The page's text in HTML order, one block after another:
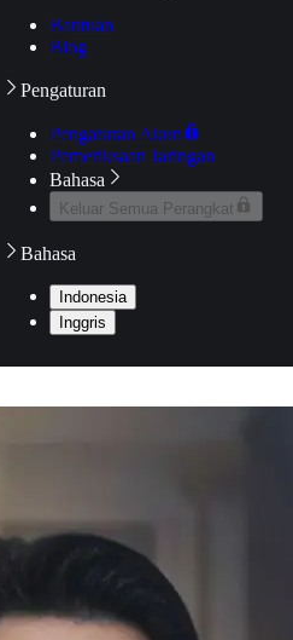
Bantuan
Blog
Pengaturan
Pengaturan Akun
Pemeriksaan Jaringan
Bahasa
Keluar Semua Perangkat
Bahasa
Indonesia
Inggris